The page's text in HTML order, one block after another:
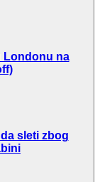
Londonu na
sleti zbog